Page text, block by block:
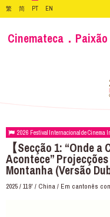
繁 简 PT EN
Cinemateca．Paixão
2026 Festival Internacional de Cinema
【Secção 1: “Onde
Acontece”
Montanha (Versão
2025 / 119' / China / Em cantonês